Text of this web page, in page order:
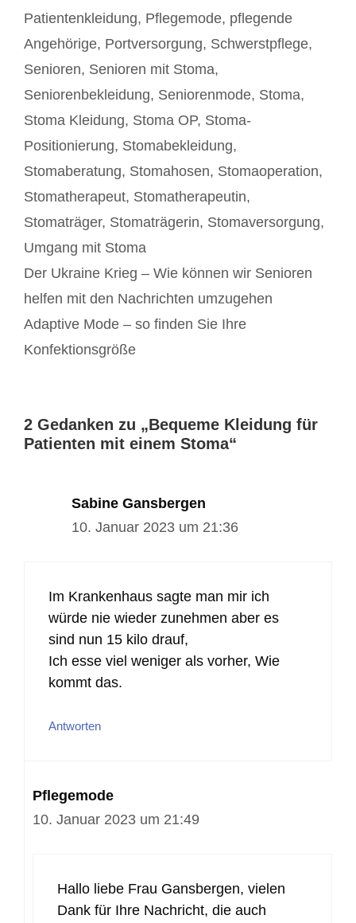
Patientenkleidung, Pflegemode, pflegende
Angehörige, Portversorgung, Schwerstpflege,
Senioren, Senioren mit Stoma,
Seniorenbekleidung, Seniorenmode, Stoma,
Stoma Kleidung, Stoma OP, Stoma-
Positionierung, Stomabekleidung,
Stomaberatung, Stomahosen, Stomaoperation,
Stomatherapeut, Stomatherapeutin,
Stomaträger, Stomaträgerin, Stomaversorgung,
Umgang mit Stoma
Beitrags-
Navigation
Der Ukraine Krieg – Wie können wir Senioren
helfen mit den Nachrichten umzugehen
Adaptive Mode – so finden Sie Ihre
Konfektionsgröße
2 Gedanken zu „Bequeme Kleidung für
Patienten mit einem Stoma“
Sabine Gansbergen
10. Januar 2023 um 21:36
Im Krankenhaus sagte man mir ich
würde nie wieder zunehmen aber es
sind nun 15 kilo drauf,
Ich esse viel weniger als vorher, Wie
kommt das.
Antworten
Pflegemode
10. Januar 2023 um 21:49
Hallo liebe Frau Gansbergen, vielen
Dank für Ihre Nachricht, die auch